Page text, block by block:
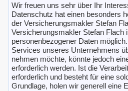
Wir freuen uns sehr über Ihr
Datenschutz hat einen besonders
der Versicherungsmakler Stefan
Versicherungsmakler Stefan Flach
personenbezogener Daten
Services unseres Unternehmens
nehmen möchte, könnte jedoch
erforderlich werden. Ist die
erforderlich und besteht für eine
Grundlage, holen wir generell eine